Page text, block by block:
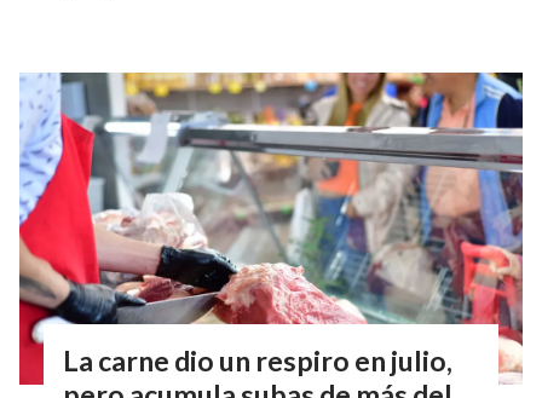
La carne dio un respiro en julio,